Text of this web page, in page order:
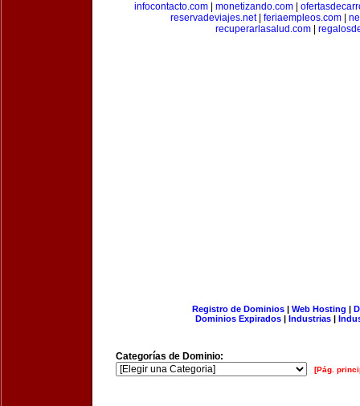
infocontacto.com
monetizando.com
reservadeviajes.net| feriaempleos.com
recuperarlasalud.com
Registro de Dominios| Web Hosting |
Dominios Expirados | Industrias |
Categorías de Dominio:
[Pág.